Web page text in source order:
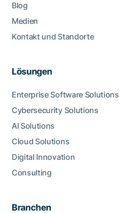
Blog
Medien
Kontakt und Standorte
Lösungen
Enterprise Software Solutions
Cybersecurity Solutions
AI Solutions
Cloud Solutions
Digital Innovation
Consulting
Branchen